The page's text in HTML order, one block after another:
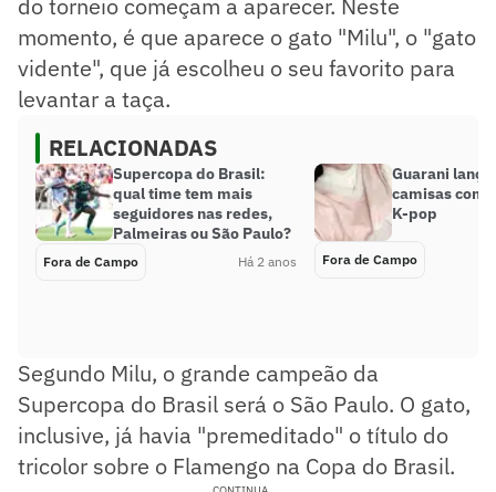
momento, é que aparece o gato "Milu", o "gato
vidente", que já escolheu o seu favorito para
levantar a taça.
RELACIONADAS
Supercopa do Brasil:
qual time tem mais
seguidores nas redes,
Palmeiras ou São Paulo?
Fora de Campo Há 2 anos
Guarani
camisas com
K-pop
Fora de Campo
Segundo Milu, o grande campeão da
Supercopa do Brasil será o São Paulo. O gato,
inclusive, já havia "premeditado" o título do
tricolor sobre o Flamengo na Copa do Brasil.